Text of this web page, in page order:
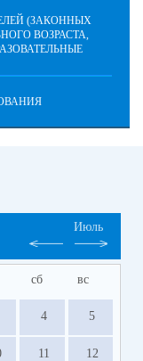
(ЗАКОННЫХ
ВОЗРАСТА,
Июль
сб вс
4 5
11 12